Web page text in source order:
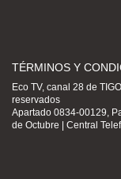
TÉRMINOS Y
Eco TV, canal 28 de
reservados
Apartado 0834-00129,
de Octubre | Central